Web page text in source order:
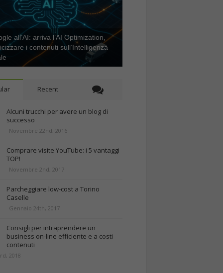
all’AI: arriva l’AI Optimization,
i contenuti sull’Intelligenza
Recent
Alcuni trucchi per avere un blog di
successo
Novembre 22nd, 2016
Comprare visite YouTube: i 5 vantaggi
TOP!
Novembre 2nd, 2017
Parcheggiare low-cost a Torino
Caselle
Gennaio 24th, 2017
Consigli per intraprendere un
business on-line efficiente e a costi
contenuti
2018